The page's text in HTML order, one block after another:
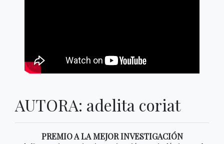
AUTORA: adelita coriat
PREMIO A LA MEJOR INVESTIGACIÓN